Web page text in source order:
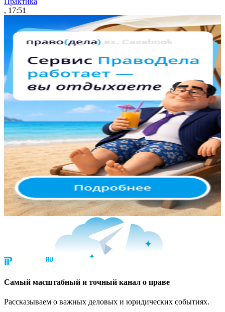
, 17:51
Cамый масштабный и точный канал о праве
Рассказываем о важных деловых и юридических событиях.